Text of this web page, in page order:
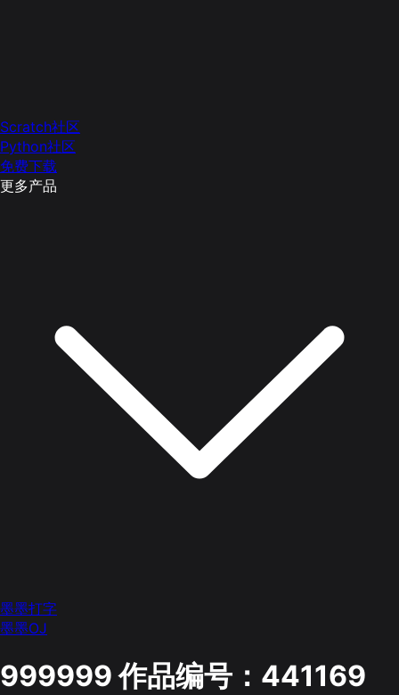
Scratch社区
Python社区
免费下载
更多产品
墨墨打字
墨墨OJ
999999作品编号：441169